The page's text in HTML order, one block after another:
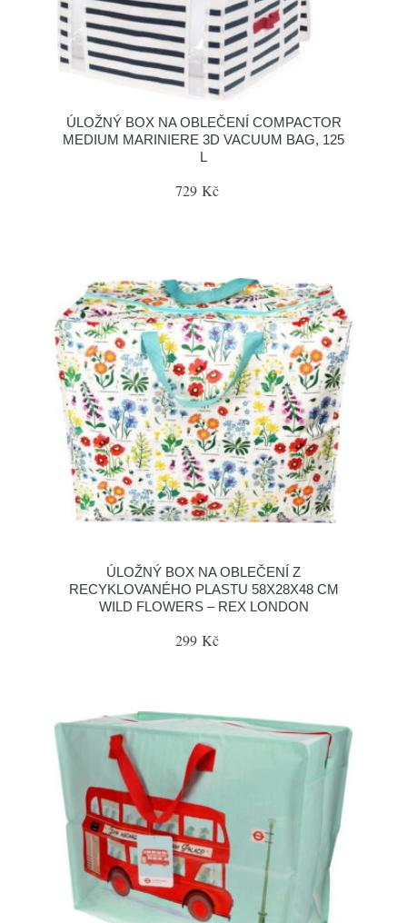
ÚLOŽNÝ BOX NA OBLEČENÍ COMPACTOR
MEDIUM MARINIERE 3D VACUUM BAG, 125
L
729 Kč
ÚLOŽNÝ BOX NA OBLEČENÍ Z
RECYKLOVANÉHO PLASTU 58X28X48 CM
WILD FLOWERS – REX LONDON
299 Kč